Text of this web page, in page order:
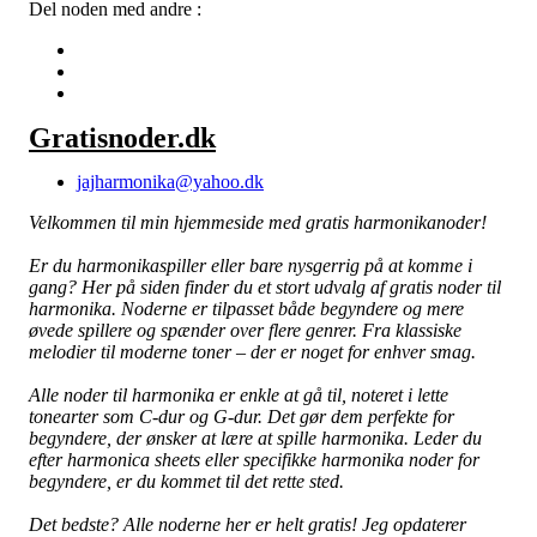
Del noden med andre :
Gratisnoder.dk
jajharmonika@yahoo.dk
Velkommen til min hjemmeside med gratis harmonikanoder!
Er du harmonikaspiller eller bare nysgerrig på at komme i
gang? Her på siden finder du et stort udvalg af gratis noder til
harmonika. Noderne er tilpasset både begyndere og mere
øvede spillere og spænder over flere genrer. Fra klassiske
melodier til moderne toner – der er noget for enhver smag.
Alle noder til harmonika er enkle at gå til, noteret i lette
tonearter som C-dur og G-dur. Det gør dem perfekte for
begyndere, der ønsker at lære at spille harmonika. Leder du
efter harmonica sheets eller specifikke harmonika noder for
begyndere, er du kommet til det rette sted.
Det bedste? Alle noderne her er helt gratis! Jeg opdaterer